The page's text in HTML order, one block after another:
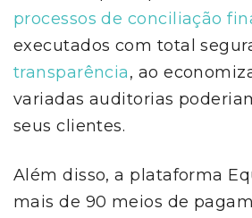
processos de conciliação
executados com total
transparência, ao
variadas auditorias
seus clientes.
Além disso, a plataforma
mais de 90 meios de